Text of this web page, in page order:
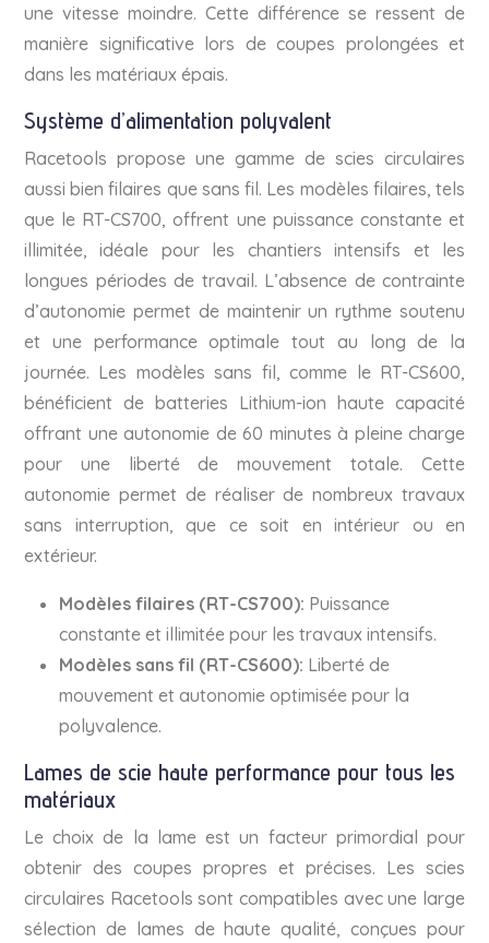
une vitesse moindre. Cette différence se ressent de
manière significative lors de coupes prolongées et
dans les matériaux épais.
Système d’alimentation polyvalent
Racetools propose une gamme de scies circulaires
aussi bien filaires que sans fil. Les modèles filaires, tels
que le RT-CS700, offrent une puissance constante et
illimitée, idéale pour les chantiers intensifs et les
longues périodes de travail. L’absence de contrainte
d’autonomie permet de maintenir un rythme soutenu
et une performance optimale tout au long de la
journée. Les modèles sans fil, comme le RT-CS600,
bénéficient de batteries Lithium-ion haute capacité
offrant une autonomie de 60 minutes à pleine charge
pour une liberté de mouvement totale. Cette
autonomie permet de réaliser de nombreux travaux
sans interruption, que ce soit en intérieur ou en
extérieur.
Modèles filaires (RT-CS700): Puissance
constante et illimitée pour les travaux intensifs.
Modèles sans fil (RT-CS600): Liberté de
mouvement et autonomie optimisée pour la
polyvalence.
Lames de scie haute performance pour tous les
matériaux
Le choix de la lame est un facteur primordial pour
obtenir des coupes propres et précises. Les scies
circulaires Racetools sont compatibles avec une large
sélection de lames de haute qualité, conçues pour